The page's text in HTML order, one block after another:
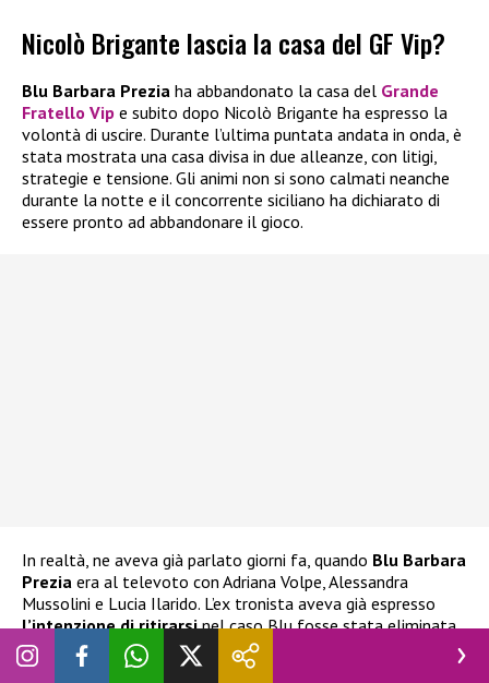
Nicolò Brigante lascia la casa del GF Vip?
Blu Barbara Prezia ha abbandonato la casa del Grande
Fratello Vip e subito dopo Nicolò Brigante ha espresso la
volontà di uscire. Durante l’ultima puntata andata in onda, è
stata mostrata una casa divisa in due alleanze, con litigi,
strategie e tensione. Gli animi non si sono calmati neanche
durante la notte e il concorrente siciliano ha dichiarato di
essere pronto ad abbandonare il gioco.
In realtà, ne aveva già parlato giorni fa, quando Blu Barbara
Prezia era al televoto con Adriana Volpe, Alessandra
Mussolini e Lucia Ilarido. L’ex tronista aveva già espresso
l’intenzione di ritirarsinel caso Blu fosse stata eliminata.
Ha espresso la stessa decisione anche alla stessa Prezia, che
ha cercato di dissuaderlo e di impedirgli di compiere scelte